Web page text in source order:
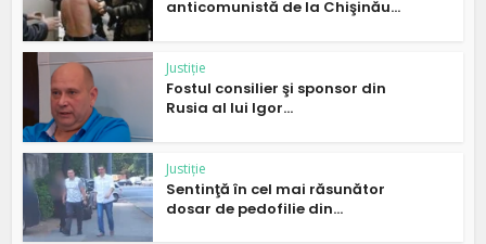
anticomunistă de la Chişinău...
Justiție
Fostul consilier şi sponsor din
Rusia al lui Igor...
Justiție
Sentinţă în cel mai răsunător
dosar de pedofilie din...